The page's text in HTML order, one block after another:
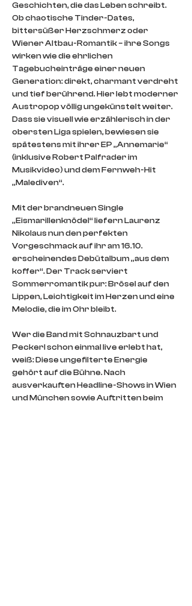
Geschichten, die das Leben schreibt.
Ob chaotische Tinder-Dates,
bittersüßer Herzschmerz oder
Wiener Altbau-Romantik – ihre Songs
wirken wie die ehrlichen
Tagebucheinträge einer neuen
Generation: direkt, charmant verdreht
und tief berührend. Hier lebt moderner
Austropop völlig ungekünstelt weiter.
Dass sie visuell wie erzählerisch in der
obersten Liga spielen, bewiesen sie
spätestens mit ihrer EP „Annemarie“
(inklusive Robert Palfrader im
Musikvideo) und dem Fernweh-Hit
„Malediven“.
Mit der brandneuen Single
„Eismarillenknödel“ liefern Laurenz
Nikolaus nun den perfekten
Vorgeschmack auf ihr am 16.10.
erscheinendes Debütalbum „aus dem
koffer“. Der Track serviert
Sommerromantik pur: Brösel auf den
Lippen, Leichtigkeit im Herzen und eine
Melodie, die im Ohr bleibt.
Wer die Band mit Schnauzbart und
Peckerl schon einmal live erlebt hat,
weiß: Diese ungefilterte Energie
gehört auf die Bühne. Nach
ausverkauften Headline-Shows in Wien
und München sowie Auftritten beim